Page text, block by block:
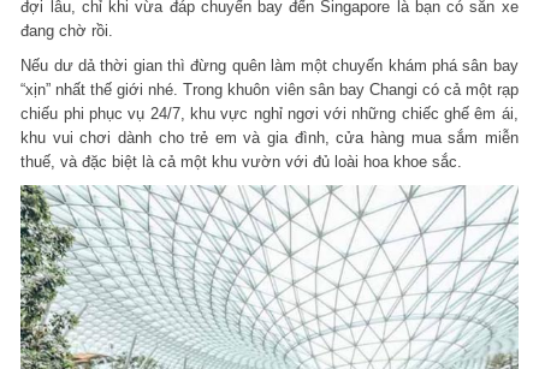
đợi lâu, chỉ khi vừa đáp chuyến bay đến Singapore là bạn có sẵn xe
đang chờ rồi.
Nếu dư dả thời gian thì đừng quên làm một chuyến khám phá sân bay
“xịn” nhất thế giới nhé. Trong khuôn viên sân bay Changi có cả một rạp
chiếu phi phục vụ 24/7, khu vực nghỉ ngơi với những chiếc ghế êm ái,
khu vui chơi dành cho trẻ em và gia đình, cửa hàng mua sắm miễn
thuế, và đặc biệt là cả một khu vườn với đủ loài hoa khoe sắc.